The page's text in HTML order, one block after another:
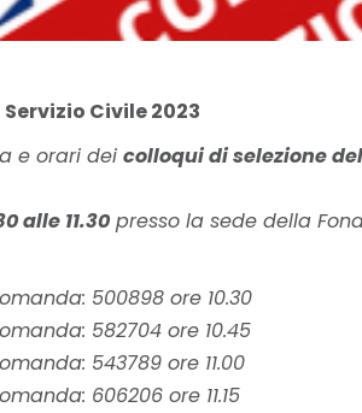
Civile 2023
e orari dei colloqui di selezione
alle 11.30 presso la sede della
500898 ore 10.30
582704 ore 10.45
543789 ore 11.00
606206 ore 11.15